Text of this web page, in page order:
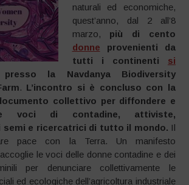
naturali ed economiche,
quest’anno, dal 2 all’8
marzo, più di cento
donne provenienti da
tutti i continenti si
la Navdanya Biodiversity
. L’incontro si è concluso con la
collettivo per diffondere e
voci di contadine, attiviste,
semi e ricercatrici di tutto il mondo. Il
pace con la Terra. Un manifesto
le voci delle donne contadine e dei
per denunciare collettivamente le
ed ecologiche dell’agricoltura industriale